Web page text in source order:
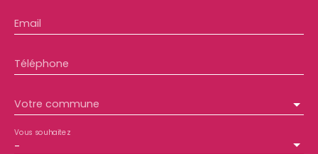
Email
Téléphone
Votre commune
-
Vous souhaitez